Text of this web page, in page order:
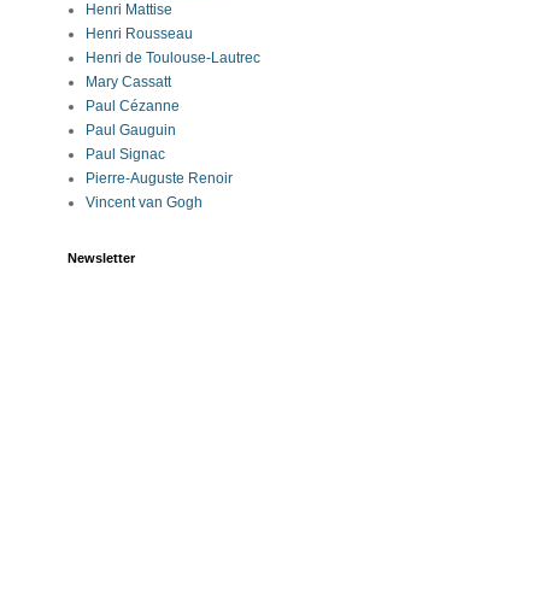
Henri Mattise
Henri Rousseau
Henri de Toulouse-Lautrec
Mary Cassatt
Paul Cézanne
Paul Gauguin
Paul Signac
Pierre-Auguste Renoir
Vincent van Gogh
Newsletter